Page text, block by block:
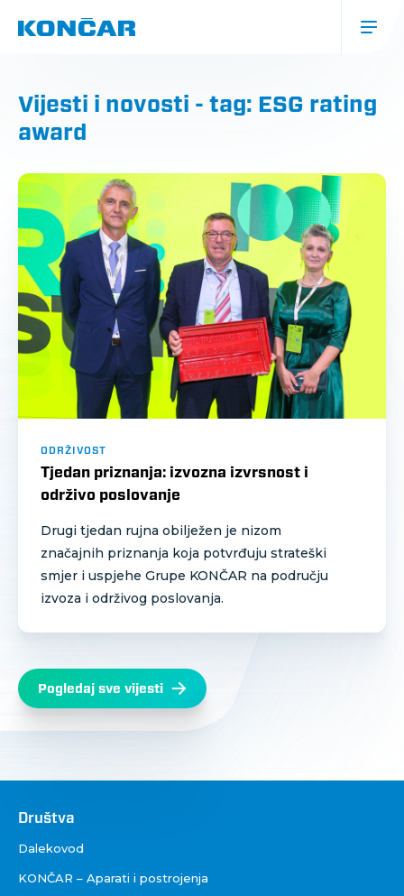
navigacija
(mobile)
Vijesti i novosti - tag: ESG rating
award
ODRŽIVOST
Tjedan priznanja: izvozna izvrsnost i
održivo poslovanje
Drugi tjedan rujna obilježen je nizom
značajnih priznanja koja potvrđuju strateški
smjer i uspjehe Grupe KONČAR na području
izvoza i održivog poslovanja.
Pogledaj sve vijesti
Društva
Društva
Dalekovod
KONČAR – Aparati i postrojenja